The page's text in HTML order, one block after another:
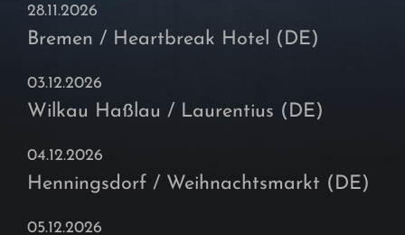
28.11.2026
Bremen / Heartbreak Hotel (DE)
03.12.2026
Wilkau Haßlau / Laurentius (DE)
04.12.2026
Henningsdorf / Weihnachtsmarkt (DE)
05.12.2026